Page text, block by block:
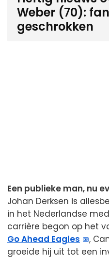
Weber (70):
geschrokken
Een publieke man, nu
Johan Derksen is
in het Nederlandse
carrière begon op het
Go Ahead Eagles
,
groeide hij uit tot een